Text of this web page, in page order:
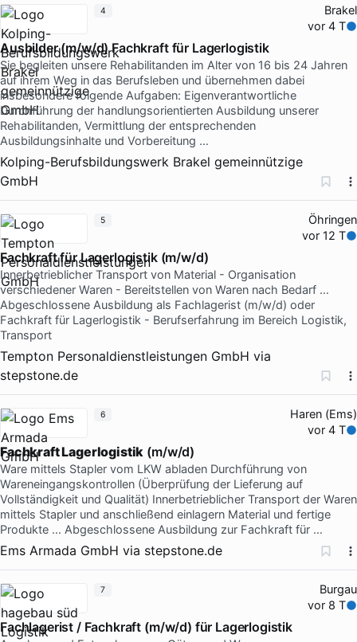
Brakel
vor 4 T
Ausbilder (m/w/d) Fachkraft für Lagerlogistik
Sie begleiten unsere Rehabilitanden im Alter von 16 bis 24 Jahren
auf ihrem Weg in das Berufsleben und übernehmen dabei
insbesondere folgende Aufgaben: Eigenverantwortliche
Durchführung der handlungsorientierten Ausbildung unserer
Rehabilitanden, Vermittlung der entsprechenden
Ausbildungsinhalte und Vorbereitung …
Kolping-Berufsbildungswerk Brakel gemeinnützige
GmbH
4
Öhringen
vor 12 T
Fachkraft für Lagerlogistik (m/w/d)
Innerbetrieblicher Transport von Material - Organisation
verschiedener Waren - Bereitstellen von Waren nach Bedarf …
Abgeschlossene Ausbildung als Fachlagerist (m/w/d) oder
Fachkraft für Lagerlogistik - Berufserfahrung im Bereich Logistik,
Transport
Tempton Personaldienstleistungen GmbH via
stepstone.de
5
Haren (Ems)
vor 4 T
Fachkraft Lagerlogistik (m/w/d)
Ware mittels Stapler vom LKW abladen Durchführung von
Wareneingangskontrollen (Überprüfung der Lieferung auf
Vollständigkeit und Qualität) Innerbetrieblicher Transport der Waren
mittels Stapler und anschließend einlagern Material und fertige
Produkte … Abgeschlossene Ausbildung zur Fachkraft für …
Ems Armada GmbH via stepstone.de
6
Burgau
vor 8 T
Fachlagerist / Fachkraft (m/w/d) für Lagerlogistik
7